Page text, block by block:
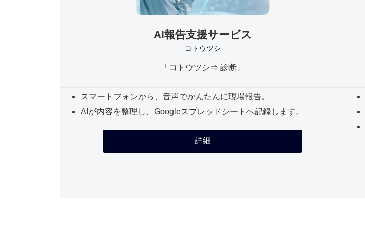
AI報告支援サービス
コトウツシ
「コトウツシ⇒ 診断」
スマートフォンから、音声でかんたんに現場報告。
AIが内容を整理し、Googleスプレッドシートへ記録します。
詳細